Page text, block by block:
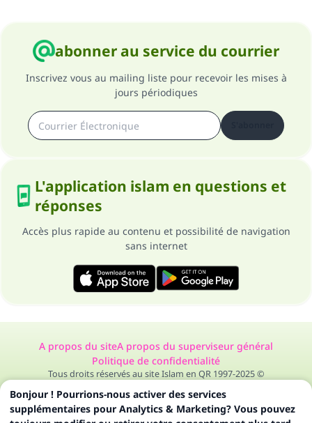
abonner au service du courrier
Inscrivez vous au mailing liste pour recevoir les mises à
jours périodiques
L'application islam en questions et
réponses
Accès plus rapide au contenu et possibilité de navigation
sans internet
A propos du siteA propos du superviseur général
Politique de confidentialité
Tous droits réservés au site Islam en QR 1997-2025 ©
Bonjour ! Pourrions-nous activer des services
supplémentaires pour Analytics & Marketing? Vous pouvez